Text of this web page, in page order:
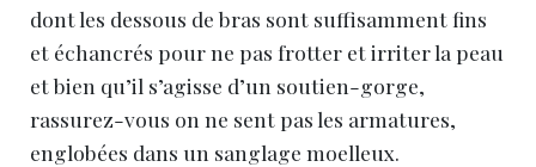
dont les dessous de bras sont suffisamment fins
et échancrés pour ne pas frotter et irriter la peau
et bien qu’il s’agisse d’un soutien-gorge,
rassurez-vous on ne sent pas les armatures,
englobées dans un sanglage moelleux.